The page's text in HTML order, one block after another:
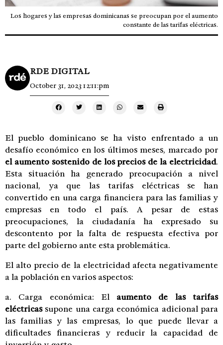
Los hogares y las empresas dominicanas se preocupan por el aumento
constante de las tarifas eléctricas.
RDE DIGITAL
October 31, 2023 12:11:pm
El pueblo dominicano se ha visto enfrentado a un
desafío económico en los últimos meses, marcado por
el aumento sostenido de los precios de la electricidad.
Esta situación ha generado preocupación a nivel
nacional, ya que las tarifas eléctricas se han
convertido en una carga financiera para las familias y
empresas en todo el país. A pesar de estas
preocupaciones, la ciudadanía ha expresado su
descontento por la falta de respuesta efectiva por
parte del gobierno ante esta problemática.
El alto precio de la electricidad afecta negativamente
a la población en varios aspectos:
a. Carga económica: El aumento de las tarifas
eléctricassupone una carga económica adicional para
las familias y las empresas, lo que puede llevar a
dificultades financieras y reducir la capacidad de